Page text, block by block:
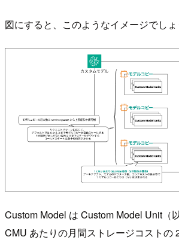
図にすると、このようなイメージでしょ
Custom Model は Custom Model Unit（
CMU あたりの月間ストレージコストの